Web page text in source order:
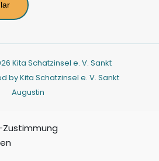
Kita Schatzinsel e. V. Sankt
by Kita Schatzinsel e. V. Sankt
Augustin